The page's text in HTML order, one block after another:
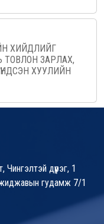
ХИЙДЛИЙГ
ТОВЛОН ЗАРЛАХ,
ХУУЛИЙН
дүүрэг, 1
гудамж 7/1